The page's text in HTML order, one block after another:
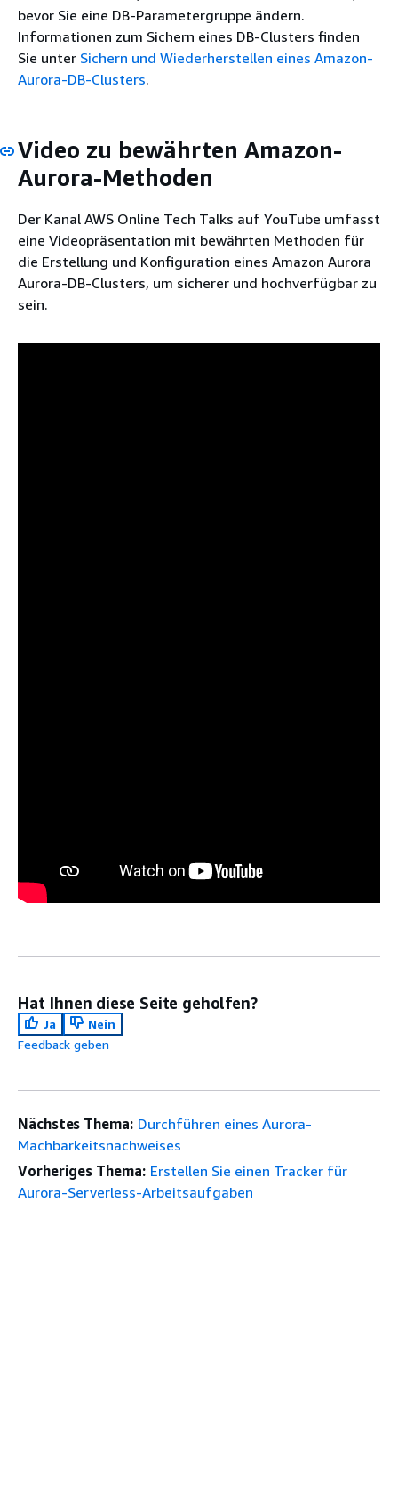
bevor Sie eine DB-Parametergruppe ändern.
Informationen zum Sichern eines DB-Clusters finden
Sie unter Sichern und Wiederherstellen eines Amazon-
Aurora-DB-Clusters.
Video zu bewährten Amazon-
Aurora-Methoden
Der Kanal AWS Online Tech Talks auf YouTube umfasst
eine Videopräsentation mit bewährten Methoden für
die Erstellung und Konfiguration eines Amazon Aurora
Aurora-DB-Clusters, um sicherer und hochverfügbar zu
sein.
Hat Ihnen diese Seite geholfen?
Ja
Nein
Feedback geben
Nächstes Thema: Durchführen eines Aurora-
Machbarkeitsnachweises
Vorheriges Thema: Erstellen Sie einen Tracker für
Aurora-Serverless-Arbeitsaufgaben